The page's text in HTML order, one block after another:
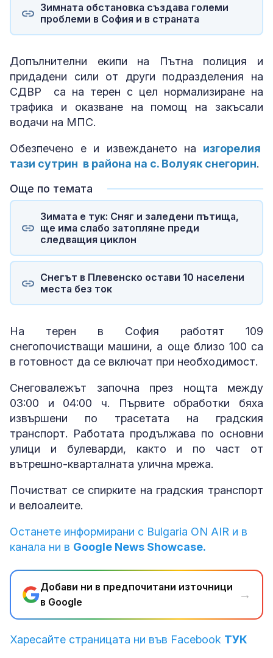
Зимната обстановка създава големи
проблеми в София и в страната
Допълнителни екипи на Пътна полиция и
придадени сили от други подразделения на
СДВР са на терен с цел нормализиране на
трафика и оказване на помощ на закъсали
водачи на МПС.
Обезпечено е и извеждането на изгорелия
тази сутрин в района на с. Волуяк снегорин.
Още по темата
Зимата е тук: Сняг и заледени пътища,
ще има слабо затопляне преди
следващия циклон
Снегът в Плевенско остави 10 населени
места без ток
На терен в София работят 109
снегопочистващи машини, а още близо 100 са
в готовност да се включат при необходимост.
Снеговалежът започна през нощта между
03:00 и 04:00 ч. Първите обработки бяха
извършени по трасетата на градския
транспорт. Работата продължава по основни
улици и булеварди, както и по част от
вътрешно-кварталната улична мрежа.
Почистват се спирките на градския транспорт
и велоалеите.
Останете информирани с Bulgaria ON AIR и в
канала ни в Google News Showcase.
Добави ни в предпочитани източници
в Google
→
Харесайте страницата ни във Facebook ТУК